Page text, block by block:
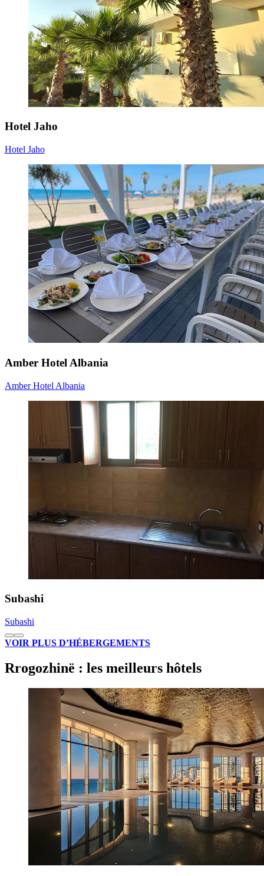
Hotel Jaho
Hotel Jaho
Amber Hotel Albania
Amber Hotel Albania
Subashi
Subashi
VOIR PLUS D’HÉBERGEMENTS
Rrogozhinë : les meilleurs hôtels